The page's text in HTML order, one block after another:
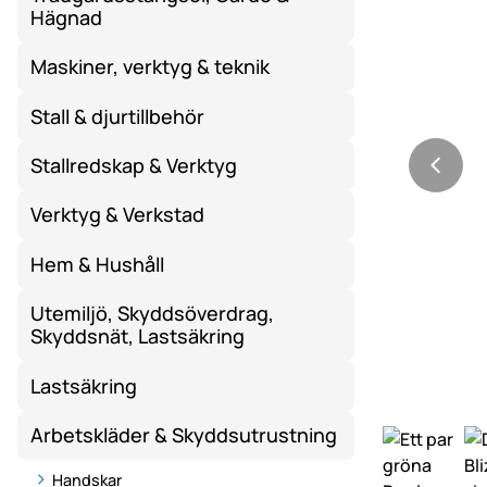
Hägnad
Maskiner, verktyg & teknik
Stall & djurtillbehör
Stallredskap & Verktyg
Verktyg & Verkstad
Hem & Hushåll
Utemiljö, Skyddsöverdrag,
Skyddsnät, Lastsäkring
Lastsäkring
Arbetskläder & Skyddsutrustning
Handskar